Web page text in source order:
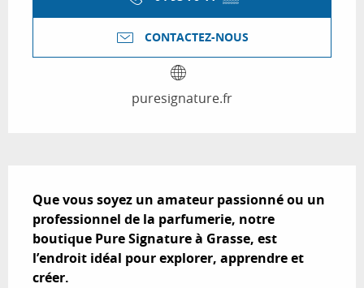
CONTACTEZ-NOUS
puresignature.fr
Que vous soyez un amateur passionné ou un
professionnel de la parfumerie, notre
boutique Pure Signature à Grasse, est
l’endroit idéal pour explorer, apprendre et
créer.